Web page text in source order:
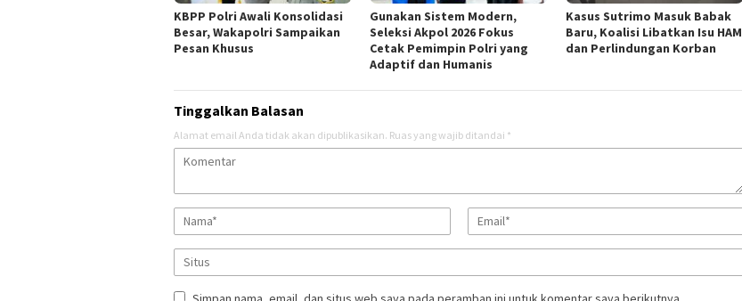
KBPP Polri Awali Konsolidasi
Besar, Wakapolri Sampaikan
Pesan Khusus
Gunakan Sistem Modern,
Seleksi Akpol 2026 Fokus
Cetak Pemimpin Polri yang
Adaptif dan Humanis
Kasus Sutrimo Masuk Babak
Baru, Koalisi Libatkan Isu HAM
dan Perlindungan Korban
Tinggalkan Balasan
Alamat email Anda tidak akan dipublikasikan. Ruas yang wajib ditandai *